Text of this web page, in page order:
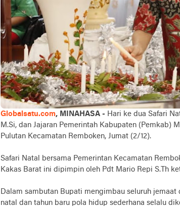
Globalsatu.com, MINAHASA - Hari ke dua Safari
M.Si, dan Jajaran Pemerintah Kabupaten (Pemkab)
Pulutan Kecamatan Remboken, Jumat (2/12).
Safari Natal bersama Pemerintan Kecamatan
Kakas Barat ini dipimpin oleh Pdt Mario Repi S.Th
Dalam sambutan Bupati mengimbau seluruh
natal dan tahun baru pola hidup sederhana selalu